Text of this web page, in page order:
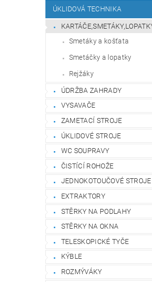
ÚKLIDOVÁ TECHNIKA
Smetáky a košťata
Smetáčky a lopatky
Rejžáky
ÚDRŽBA ZAHRADY
VYSAVAČE
ZAMETACÍ STROJE
ÚKLIDOVÉ STROJE
WC SOUPRAVY
ČISTÍCÍ ROHOŽE
JEDNOKOTOUČOVÉ STROJE
EXTRAKTORY
STĚRKY NA PODLAHY
STĚRKY NA OKNA
TELESKOPICKÉ TYČE
KÝBLE
ROZMÝVÁKY